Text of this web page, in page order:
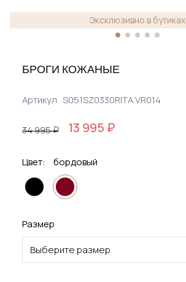
Эксклюзивно в бутиках
БРОГИ КОЖАНЫЕ
Артикул S051SZ0330RITA.VR014
34 995 ₽ 13 995 ₽
Цвет: бордовый
Размер
Выберите размер